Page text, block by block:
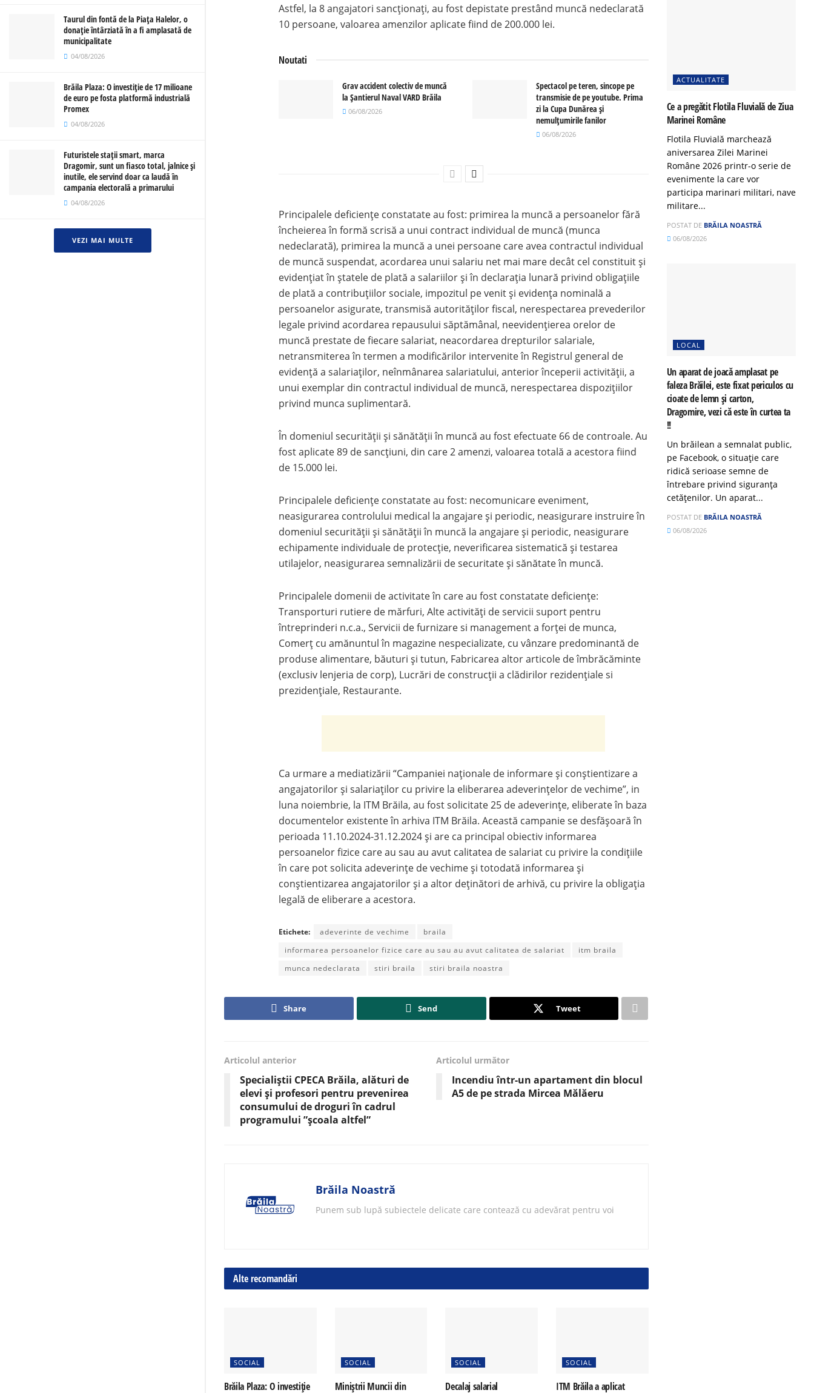
Taurul din fontă de la Piața Halelor, o
donație întârziată în a fi amplasată de
municipalitate
04/08/2026
Brăila Plaza: O investiție de 17 milioane
de euro pe fosta platformă industrială
Promex
04/08/2026
Futuristele stații smart, marca
Dragomir, sunt un fiasco total, jalnice și
inutile, ele servind doar ca laudă în
campania electorală a primarului
04/08/2026
VEZI MAI MULTE
Astfel, la 8 angajatori sancționați, au fost depistate prestând muncă nedeclarată
10 persoane, valoarea amenzilor aplicate fiind de 200.000 lei.
Noutati
Grav accident colectiv de muncă
la Șantierul Naval VARD Brăila
06/08/2026
Spectacol pe teren, sincope pe
transmisie de pe youtube. Prima
zi la Cupa Dunărea și
nemulțumirile fanilor
06/08/2026
Principalele deficiențe constatate au fost: primirea la muncă a persoanelor fără
încheierea în formă scrisă a unui contract individual de muncă (munca
nedeclarată), primirea la muncă a unei persoane care avea contractul individual
de muncă suspendat, acordarea unui salariu net mai mare decât cel constituit şi
evidenţiat în ştatele de plată a salariilor şi în declaraţia lunară privind obligaţiile
de plată a contribuţiilor sociale, impozitul pe venit şi evidenţa nominală a
persoanelor asigurate, transmisă autorităţilor fiscal, nerespectarea prevederilor
legale privind acordarea repausului săptămânal, neevidenţierea orelor de
muncă prestate de fiecare salariat, neacordarea drepturilor salariale,
netransmiterea în termen a modificărilor intervenite în Registrul general de
evidenţă a salariaţilor, neînmânarea salariatului, anterior începerii activităţii, a
unui exemplar din contractul individual de muncă, nerespectarea dispozițiilor
privind munca suplimentară.
În domeniul securității şi sănătății în muncă au fost efectuate 66 de controale. Au
fost aplicate 89 de sancțiuni, din care 2 amenzi, valoarea totală a acestora fiind
de 15.000 lei.
Principalele deficiențe constatate au fost: necomunicare eveniment,
neasigurarea controlului medical la angajare și periodic, neasigurare instruire în
domeniul securității și sănătății în muncă la angajare și periodic, neasigurare
echipamente individuale de protecție, neverificarea sistematică și testarea
utilajelor, neasigurarea semnalizării de securitate și sănătate în muncă.
Principalele domenii de activitate în care au fost constatate deficiențe:
Transporturi rutiere de mărfuri, Alte activități de servicii suport pentru
întreprinderi n.c.a., Servicii de furnizare si management a forței de munca,
Comerț cu amănuntul în magazine nespecializate, cu vânzare predominantă de
produse alimentare, băuturi și tutun, Fabricarea altor articole de îmbrăcăminte
(exclusiv lenjeria de corp), Lucrări de construcții a clădirilor rezidențiale si
prezidențiale, Restaurante.
Ca urmare a mediatizării “Campaniei naționale de informare şi conștientizare a
angajatorilor şi salariaților cu privire la eliberarea adeverințelor de vechime”, in
luna noiembrie, la ITM Brăila, au fost solicitate 25 de adeverințe, eliberate în baza
documentelor existente în arhiva ITM Brăila. Această campanie se desfășoară în
perioada 11.10.2024-31.12.2024 și are ca principal obiectiv informarea
persoanelor fizice care au sau au avut calitatea de salariat cu privire la condițiile
în care pot solicita adeverințe de vechime și totodată informarea și
conștientizarea angajatorilor și a altor deținători de arhivă, cu privire la obligația
legală de eliberare a acestora.
Etichete: adeverinte de vechime
braila
informarea persoanelor fizice care au sau au avut calitatea de salariat
itm braila
munca nedeclarata
stiri braila stiri braila noastra
Share Send Tweet
Articolul anterior
Specialiștii CPECA Brăila, alături de
elevi și profesori pentru prevenirea
consumului de droguri în cadrul
programului ”școala altfel”
Articolul următor
Incendiu într-un apartament din blocul
A5 de pe strada Mircea Mălăeru
Brăila Noastră
Punem sub lupă subiectele delicate care contează cu adevărat pentru voi
Alte recomandări
SOCIAL
Brăila Plaza: O investiție
SOCIAL
Miniștrii Muncii din
SOCIAL
Decalaj salarial
SOCIAL
ITM Brăila a aplicat
ACTUALITATE
Ce a pregătit Flotila Fluvială de Ziua
Marinei Române
Flotila Fluvială marchează
aniversarea Zilei Marinei
Române 2026 printr-o serie de
evenimente la care vor
participa marinari militari, nave
militare...
POSTAT DE BRĂILA NOASTRĂ
06/08/2026
LOCAL
Un aparat de joacă amplasat pe
faleza Brăilei, este fixat periculos cu
cioate de lemn și carton,
Dragomire, vezi că este în curtea ta
!!
Un brăilean a semnalat public,
pe Facebook, o situație care
ridică serioase semne de
întrebare privind siguranța
cetățenilor. Un aparat...
POSTAT DE BRĂILA NOASTRĂ
06/08/2026